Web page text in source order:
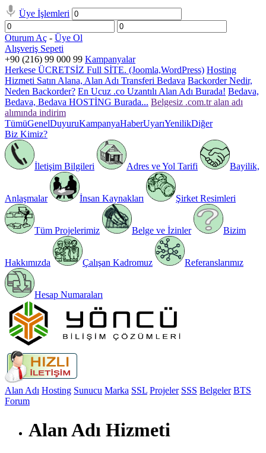
Üye İşlemleri
Oturum Aç - Üye Ol
Alışveriş Sepeti
+90 (216) 99 000 99 Kampanyalar
Herkese ÜCRETSİZ Full SİTE. (Joomla,WordPress) Hosting
Hizmeti Satın Alana, Alan Adı Transferi Bedava Backorder Nedir,
Neden Backorder? En Ucuz .co Uzantılı Alan Adı Burada! Bedava,
Bedava, Bedava HOSTİNG Burada... Belgesiz .com.tr alan adı
alımında indirim
TümüGenelDuyuruKampanyaHaberUyarıYenilikDiğer
Biz Kimiz?
İletişim Bilgileri Adres ve Yol Tarifi Bayilik,
Anlaşmalar İnsan Kaynakları Şirket Resimleri
Tüm Projelerimiz Belge ve İzinler Bizim
Hakkımızda Çalışan Kadromuz Referanslarımız
Hesap Numaraları
Alan Adı Hosting Sunucu Marka SSL Projeler SSS Belgeler BTS
Forum
Alan Adı Hizmeti